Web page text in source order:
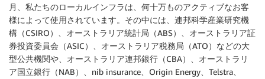
月、私たちのローカルインフラは、何十万ものアクティブなお客
様によって使用されています。その中には、連邦科学産業研究機
構（CSIRO）、オーストラリア統計局（ABS）、オーストラリア証
券投資委員会（ASIC）、オーストラリア税務局（ATO）などの大
型公共機関や、オーストラリア連邦銀行（CBA）、オーストラリ
ア国立銀行（NAB）、nib insurance、Origin Energy、Telstra、